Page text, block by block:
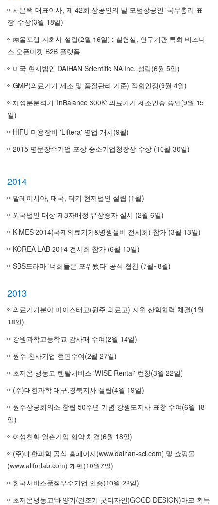
서은택 대표이사, 제 42회 상공인의 날 모범상공인 '국무총리 표
창' 수상(3월 18일)
㈜올포랩 자회사 설립(2월 16일) : 실험실, 연구기관 특화 비즈니
스 오픈마켓 B2B 플랫폼
미국 현지법인 DAIHAN Scientific NA Inc. 설립(6월 5일)
GMP(의료기기 제조 및 품질관리 기준) 적합인정(9월 4일)
체성분분석기 'InBalance 300K' 의료기기 제조인증 승인(9월 15
일)
HIFU 미용장비 'Liftera' 영업 개시(9월)
2015 명문장수기업 포상 중소기업청장상 수상 (10월 30일)
2014
말레이시아, 태국, 터키 현지법인 설립 (1월)
외국법인 대상 제3자배정 유상증자 실시 (2월 6일)
KIMES 2014(국제의료기기&병원설비 전시회) 참가 (3월 13일)
KOREA LAB 2014 전시회 참가 (6월 10일)
SBS드라마 '너희들은 포위됐다' 공식 협찬 (7월~8월)
2013
의료기기분야 마이스터고(원주 의료고) 지원 산학협력 체결(1월
18일)
강원과학고등학교 감사패 수여(2월 14일)
원주 천사기업 현판수여(2월 27일)
초저온 냉동고 렌탈서비스 'WISE Rental' 런칭(3월 22일)
(주)대한과학 대구.경북지사 설립(4월 19일)
원주상공회의소 창립 50주년 기념 강원도지사 표창 수여(6월 18
일)
여성친화 일촌기업 협약 체결(6월 18일)
(주)대한과학 공식 홈페이지(www.daihan-sci.com) 및 쇼핑몰
(www.allforlab.com) 개편(10월7일)
한국서비스품질우수기업 인증(10월 22일)
초저온냉동고/배양기/건조기 굿디자인(GOOD DESIGN)마크 획득